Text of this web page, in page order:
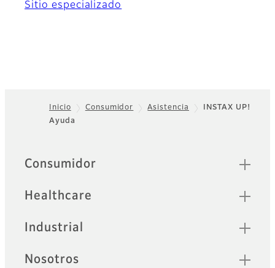
Sitio especializado
Footer
Inicio Consumidor Asistencia
INSTAX UP!
Ayuda
Sitemap
Consumidor
Healthcare
Industrial
Nosotros